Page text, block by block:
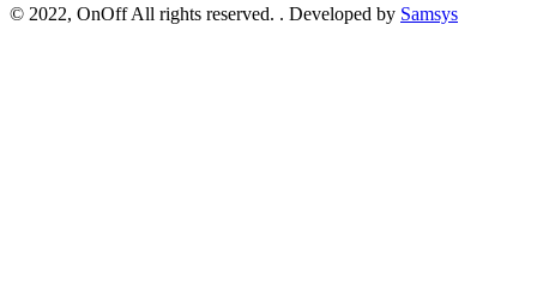
© 2022, OnOff All rights reserved. . Developed by Samsys